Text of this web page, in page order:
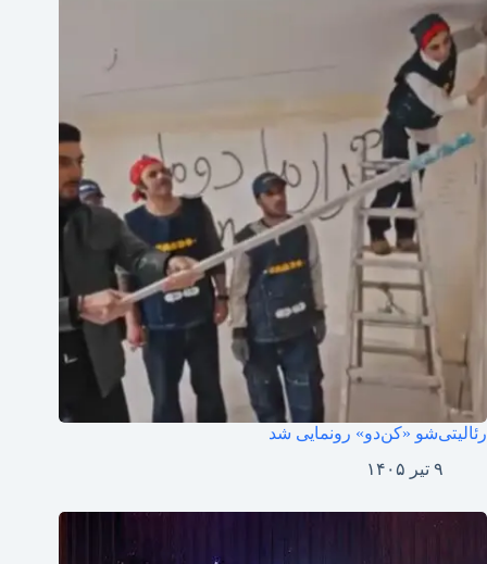
رئالیتی‌شو «کن‌دو» رونمایی شد
۹ تیر ۱۴۰۵